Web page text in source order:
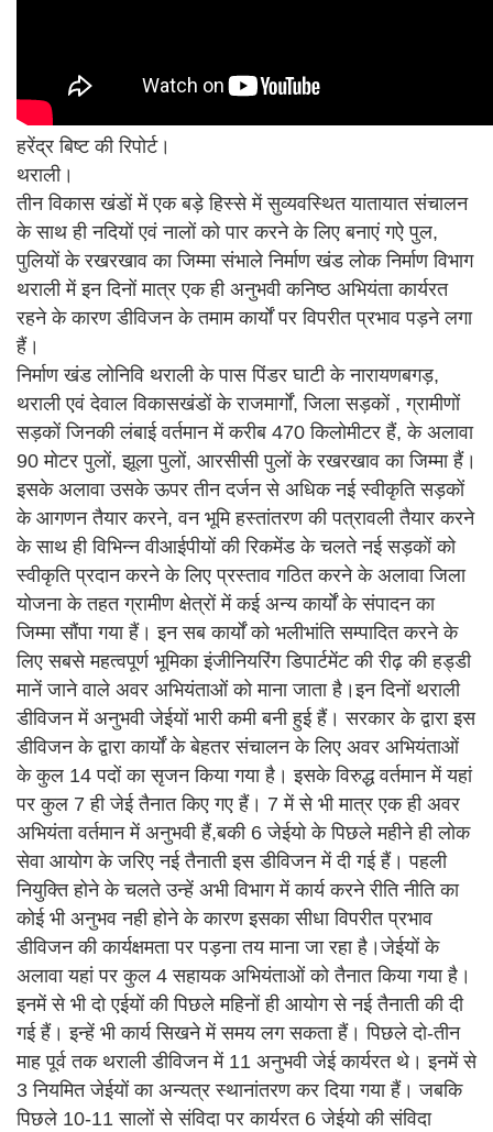
हरेंद्र बिष्ट की रिपोर्ट।
थराली।
तीन विकास खंडों में एक बड़े हिस्से में सुव्यवस्थित यातायात संचालन
के साथ ही नदियों एवं नालों को पार करने के लिए बनाएं गऐ पुल,
पुलियों के रखरखाव का जिम्मा संभाले निर्माण खंड लोक निर्माण विभाग
थराली में इन दिनों मात्र एक ही अनुभवी कनिष्ठ अभियंता कार्यरत
रहने के कारण डीविजन के तमाम कार्यों पर विपरीत प्रभाव पड़ने लगा
हैं।
निर्माण खंड लोनिवि थराली के पास पिंडर घाटी के नारायणबगड़,
थराली एवं देवाल विकासखंडों के राजमार्गों, जिला सड़कों , ग्रामीणों
सड़कों जिनकी लंबाई वर्तमान में करीब 470 किलोमीटर हैं, के अलावा
90 मोटर पुलों, झूला पुलों, आरसीसी पुलों के रखरखाव का जिम्मा हैं।
इसके अलावा उसके ऊपर तीन दर्जन से अधिक नई स्वीकृति सड़कों
के आगणन तैयार करने, वन भूमि हस्तांतरण की पत्रावली तैयार करने
के साथ ही विभिन्न वीआईपीयों की रिकमेंड के चलते नई सड़कों को
स्वीकृति प्रदान करने के लिए प्रस्ताव गठित करने के अलावा जिला
योजना के तहत ग्रामीण क्षेत्रों में कई अन्य कार्यों के संपादन का
जिम्मा सौंपा गया हैं। इन सब कार्यों को भलीभांति सम्पादित करने के
लिए सबसे महत्वपूर्ण भूमिका इंजीनियरिंग डिपार्टमेंट की रीढ़ की हड्डी
मानें जाने वाले अवर अभियंताओं को माना जाता है।इन दिनों थराली
डीविजन में अनुभवी जेईयों भारी कमी बनी हुई हैं। सरकार के द्वारा इस
डीविजन के द्वारा कार्यों के बेहतर संचालन के लिए अवर अभियंताओं
के कुल 14 पदों का सृजन किया गया है। इसके विरुद्ध वर्तमान में यहां
पर कुल 7 ही जेई तैनात किए गए हैं। 7 में से भी मात्र एक ही अवर
अभियंता वर्तमान में अनुभवी हैं,बकी 6 जेईयो के पिछले महीने ही लोक
सेवा आयोग के जरिए नई तैनाती इस डीविजन में दी गई हैं। पहली
नियुक्ति होने के चलते उन्हें अभी विभाग में कार्य करने रीति नीति का
कोई भी अनुभव नही होने के कारण इसका सीधा विपरीत प्रभाव
डीविजन की कार्यक्षमता पर पड़ना तय माना जा रहा है।जेईयों के
अलावा यहां पर कुल 4 सहायक अभियंताओं को तैनात किया गया है।
इनमें से भी दो एईयों की पिछले महिनों ही आयोग से नई तैनाती की दी
गई हैं। इन्हें भी कार्य सिखने में समय लग सकता हैं। पिछले दो-तीन
माह पूर्व तक थराली डीविजन में 11 अनुभवी जेई कार्यरत थे। इनमें से
3 नियमित जेईयों का अन्यत्र स्थानांतरण कर दिया गया हैं। जबकि
पिछले 10-11 सालों से संविदा पर कार्यरत 6 जेईयो की संविदा